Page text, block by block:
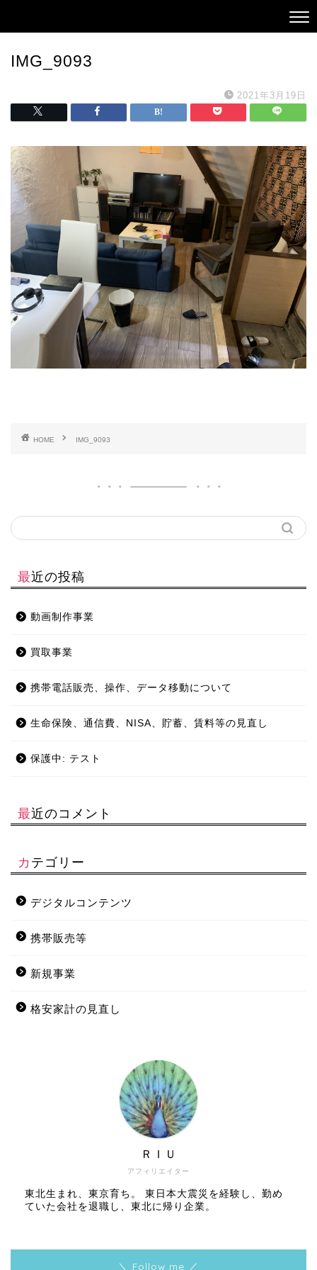
IMG_9093
2021年3月19日
HOME IMG_9093
最近の投稿
動画制作事業
買取事業
携帯電話販売、操作、データ移動について
生命保険、通信費、NISA、貯蓄、賃料等の見直し
保護中: テスト
最近のコメント
カテゴリー
デジタルコンテンツ
携帯販売等
新規事業
格安家計の見直し
アフィリエイター
ＲＩＵ
東北生まれ、東京育ち。 東日本大震災を経験し、勤め
ていた会社を退職し、東北に帰り企業。
＼ Follow me ／